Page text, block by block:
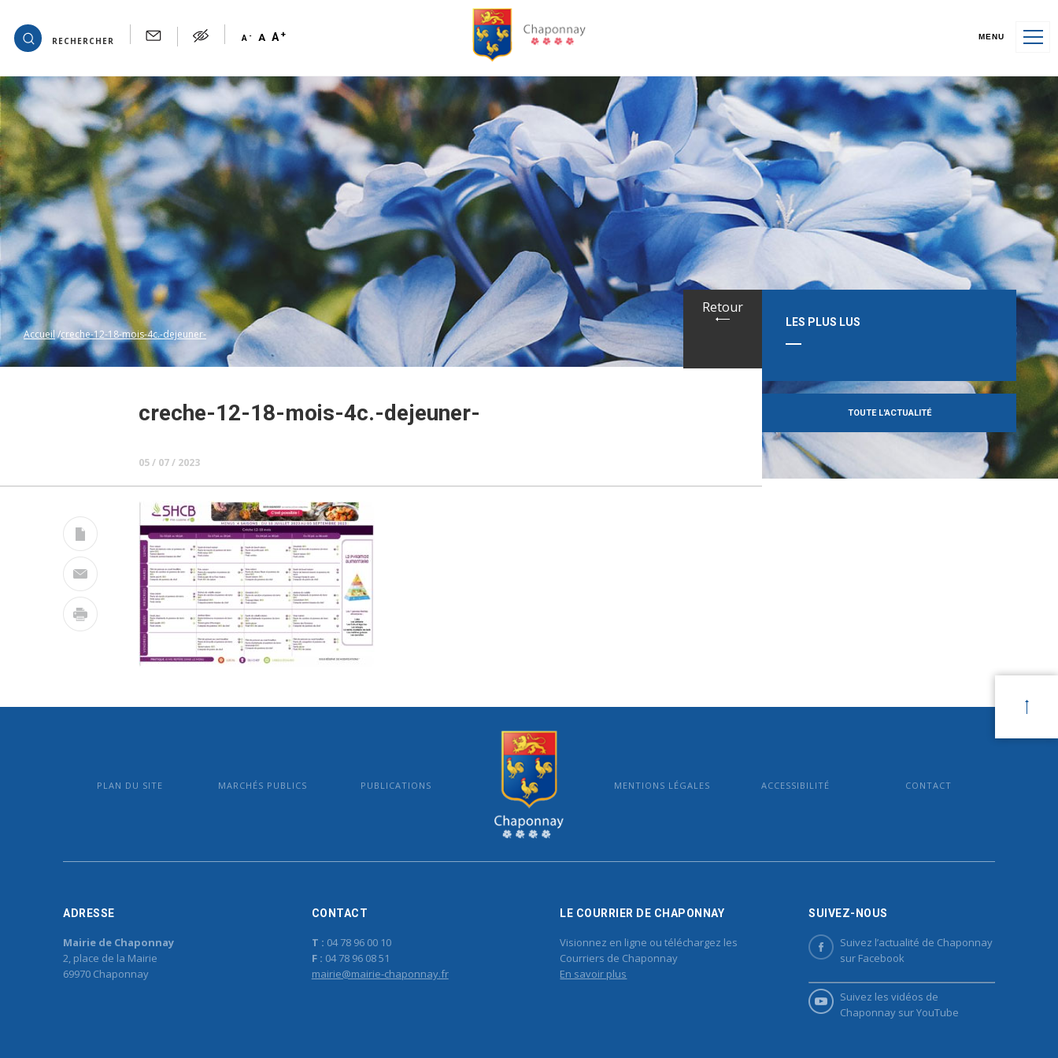
RECHERCHER A - A A+ MENU
Accueil creche-12-18-mois-4c.-dejeuner-
creche-12-18-mois-4c.-dejeuner-
05 / 07 / 2023
Retour
LES PLUS LUS
TOUTE L'ACTUALITÉ
PLAN DU SITE MARCHÉS PUBLICS PUBLICATIONS MENTIONS LÉGALES ACCESSIBILITÉ CONTACT
ADRESSE
Mairie de Chaponnay
2, place de la Mairie
69970 Chaponnay
CONTACT
T : 04 78 96 00 10
F : 04 78 96 08 51
mairie@mairie-chaponnay.fr
LE COURRIER DE CHAPONNAY
Visionnez en ligne ou téléchargez les
Courriers de Chaponnay
En savoir plus
SUIVEZ-NOUS
Suivez l’actualité de Chaponnay
sur Facebook
Suivez les vidéos de
Chaponnay sur YouTube